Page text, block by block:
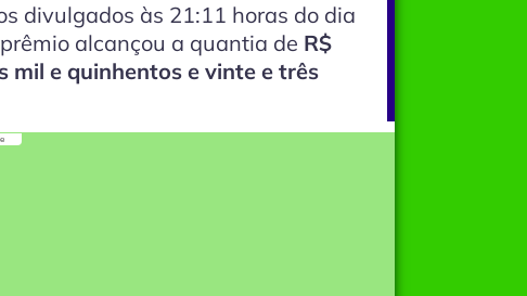
divulgados às 21:11 horas do dia
alcançou a quantia de R$
mil e quinhentos e vinte e três